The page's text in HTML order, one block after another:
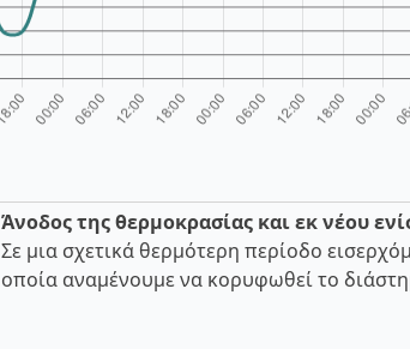
Άνοδος της θερμοκρασίας και εκ νέου
Σε μια σχετικά θερμότερη περίοδο
οποία αναμένουμε να κορυφωθεί το